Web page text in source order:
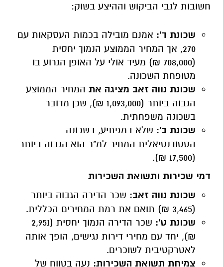
חשובות לגבי הביקוש וההיצע בשוק:
שכונת ד': אמנם מובילה בכמות העסקאות עם
270, אך המחיר הממוצע הנמוך יחסית
(708,000 ₪) מעיד אולי על האופן הגרוע בו
מטופחת השכונה.
שכונת נווה זאב מציגה את המחיר הממוצע
הגבוה ביותר (1,093,000 ₪), שכן מדובר
בשכונה משפחתית.
שכונת ב': שלא במפתיע, בשכונה
הסטודנטיאלית המחיר למ"ר הוא הגבוה ביותר
(17,500 ₪).
דמי שכירות ותשואת השכירות
שכונת נווה זאב: שכר הדירה הגבוה ביותר
(3,465 ₪) תואם את רמת המחירים הכללית.
שכונת ט':
שכר הדירה הנמוך יחסית (2,951
₪), יחד עם מחירי דירות נגישים, הופך אותה
לאטרקטיבית לשוכרים.
צמיחת תשואת השכירות: נעה בטווח של